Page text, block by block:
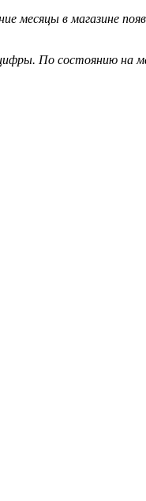
месяцы в магазине
По состоянию на